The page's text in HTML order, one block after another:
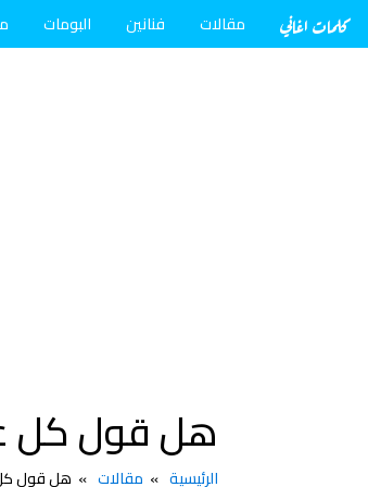
كلمات اغاني مقالات فنانين البومات
هل قول كل
الرئيسية مقالات هل قول كل